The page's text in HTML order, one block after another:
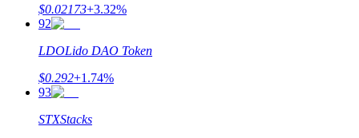
$0.02173+3.32%
92
LDOLido DAO Token
$0.292+1.74%
93
STXStacks